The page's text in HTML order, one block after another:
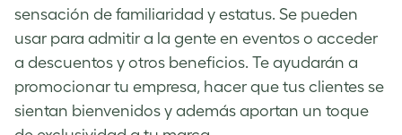
sensación de familiaridad y estatus. Se pueden
usar para admitir a la gente en eventos o acceder
a descuentos y otros beneficios. Te ayudarán a
promocionar tu empresa, hacer que tus clientes se
sientan bienvenidos y además aportan un toque